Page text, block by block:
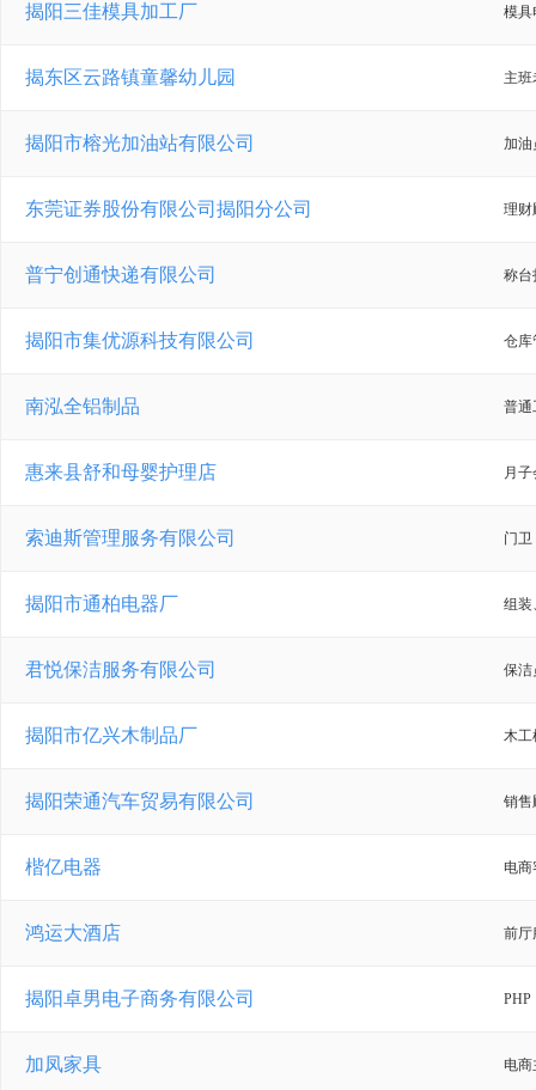
揭阳三佳模具加工厂 模具
揭东区云路镇童馨幼儿园 主班
揭阳市榕光加油站有限公司 加油
东莞证券股份有限公司揭阳分公司 理财
普宁创通快递有限公司 称台
揭阳市集优源科技有限公司 仓库
南泓全铝制品 普通
惠来县舒和母婴护理店 月
索迪斯管理服务有限公司 门卫
揭阳市通柏电器厂 组装
君悦保洁服务有限公司 保洁
揭阳市亿兴木制品厂 木工
揭阳荣通汽车贸易有限公司 销售
楷亿电器 电商
鸿运大酒店 前厅
揭阳卓男电子商务有限公司 PHP
加凤家具 电商